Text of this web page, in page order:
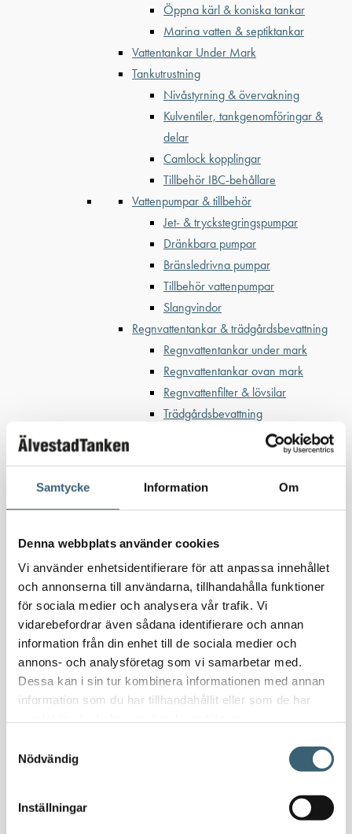
Samtycke Information Om
Denna webbplats använder cookies
Vi använder enhetsidentifierare för att anpassa innehållet
och annonserna till användarna, tillhandahålla funktioner
för sociala medier och analysera vår trafik. Vi
vidarebefordrar även sådana identifierare och annan
information från din enhet till de sociala medier och
annons- och analysföretag som vi samarbetar med.
Dessa kan i sin tur kombinera informationen med annan
information som du har tillhandahållit eller som de har
Nödvändig
Inställningar
Öppna kärl & koniska tankar
Marina vatten & septiktankar
Vattentankar Under Mark
Tankutrustning
Nivåstyrning & övervakning
Kulventiler, tankgenomföringar &
delar
Camlock kopplingar
Tillbehör IBC-behållare
Vattenpumpar & tillbehör
Jet- & tryckstegringspumpar
Dränkbara pumpar
Bränsledrivna pumpar
Tillbehör vattenpumpar
Slangvindor
Regnvattentankar & trädgårdsbevattning
Regnvattentankar under mark
Regnvattentankar ovan mark
Regnvattenfilter & lövsilar
Trädgårdsbevattning
Bufferttankar till växtskyddsspruta
Oljeavskiljare & Fettavskiljare
Specialsvetsade lagringstankar
Ståltankar för lagring, transport & process
AdBlue
AdBluetankar
AdBlue transporttankar
AdBluepumpar & tillbehör
Dieseltank reservdelar & tillbehör
Dieseltankar ADR 500-3000 liter